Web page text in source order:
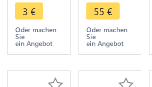
Dollars
Yusof bin
Ishak
Polymère
2005 ->
3 €
Oder machen
Sie
ein Angebot
Yuan Bank
of
Communications
1941 UNC -
> Make
55 €
Oder machen
Sie
ein Angebot